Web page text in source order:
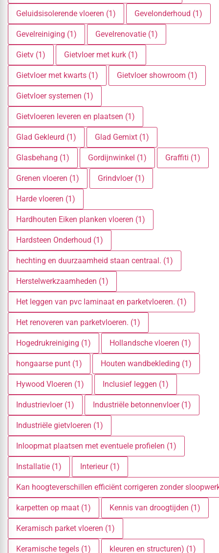
Geluidsisolerende vloeren (1) Gevelonderhoud (1)
Gevelreiniging (1) Gevelrenovatie (1)
Gietv (1) Gietvloer met kurk (1)
Gietvloer met kwarts (1) Gietvloer showroom (1)
Gietvloer systemen (1)
Gietvloeren leveren en plaatsen (1)
Glad Gekleurd (1) Glad Gemixt (1)
Glasbehang (1) Gordijnwinkel (1) Graffiti (1)
Grenen vloeren (1) Grindvloer (1)
Harde vloeren (1)
Hardhouten Eiken planken vloeren (1)
Hardsteen Onderhoud (1)
hechting en duurzaamheid staan centraal. (1)
Herstelwerkzaamheden (1)
Het leggen van pvc laminaat en parketvloeren. (1)
Het renoveren van parketvloeren. (1)
Hogedrukreiniging (1) Hollandsche vloeren (1)
hongaarse punt (1) Houten wandbekleding (1)
Hywood Vloeren (1) Inclusief leggen (1)
Industrievloer (1) Industriële betonnenvloer (1)
Industriële gietvloeren (1)
Inloopmat plaatsen met eventuele profielen (1)
Installatie (1) Interieur (1)
Kan hoogteverschillen efficiënt corrigeren zonder
karpetten op maat (1) Kennis van droogtijden (1)
Keramisch parket vloeren (1)
Keramische tegels (1) kleuren en structuren) (1)